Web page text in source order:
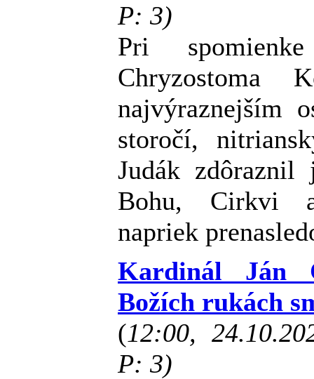
P: 3)
Pri
najvýraznejším
storočí,
Judák zdôraznil
Bohu, Cirkvi
napriek
Kardinál Ján
Božích rukách
(12:00,
P: 3)